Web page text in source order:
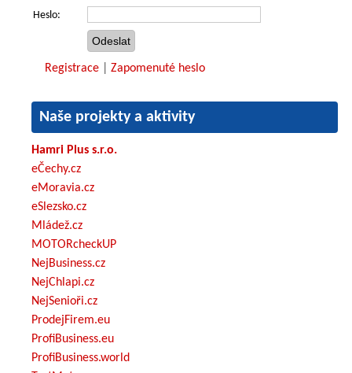
Heslo:
Registrace Zapomenuté heslo
Naše projekty a aktivity
Hamri Plus s.r.o.
eČechy.cz
eMoravia.cz
eSlezsko.cz
Mládež.cz
MOTORcheckUP
NejBusiness.cz
NejChlapi.cz
NejSenioři.cz
ProdejFirem.eu
ProfiBusiness.eu
ProfiBusiness.world